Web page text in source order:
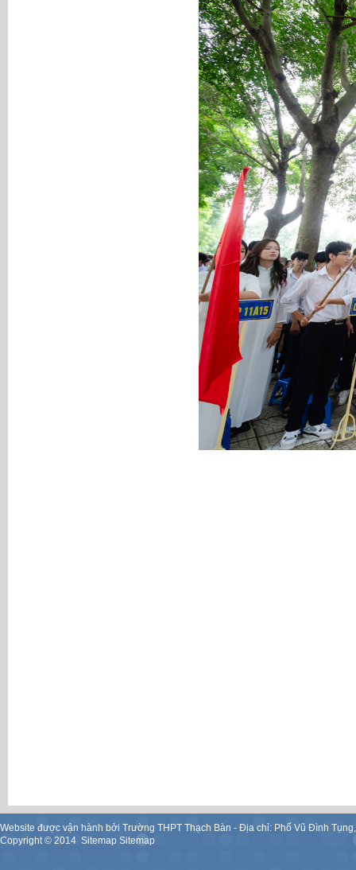
Website được vận hành bởi Trường THPT Thạch Bàn - Địa chỉ: Phố Vũ Đình
Copyright © 2014. Sitemap Sitemap